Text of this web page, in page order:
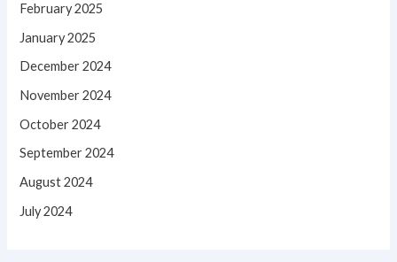
February 2025
January 2025
December 2024
November 2024
October 2024
September 2024
August 2024
July 2024